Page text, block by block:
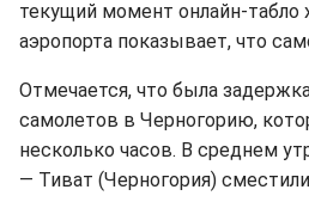
текущий момент онлайн-табло
аэропорта показывает, что
Отмечается, что была
самолетов в Черногорию,
несколько часов. В среднем
— Тиват (Черногория)